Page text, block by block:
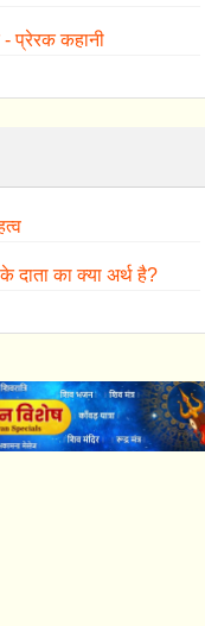
प्रेरक कहानी
दाता का क्या अर्थ है?